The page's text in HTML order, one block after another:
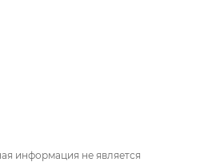
информация не является